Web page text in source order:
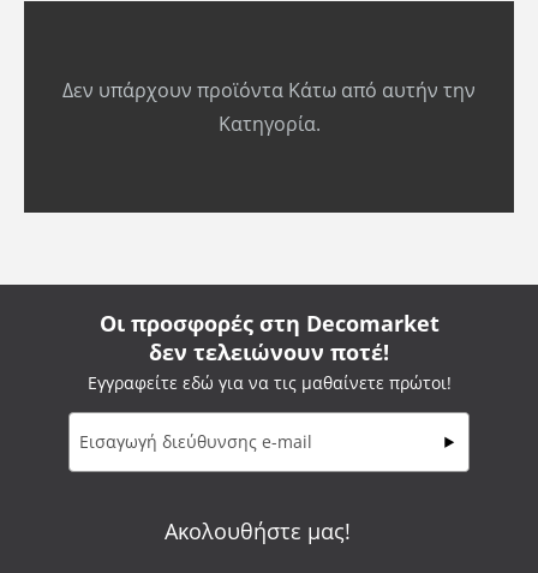
Δεν υπάρχουν προϊόντα Κάτω από αυτήν την
Κατηγορία.
Οι προσφορές στη Decomarket
δεν τελειώνουν ποτέ!
Εγγραφείτε εδώ για να τις μαθαίνετε πρώτοι!
Ακολουθήστε μας!